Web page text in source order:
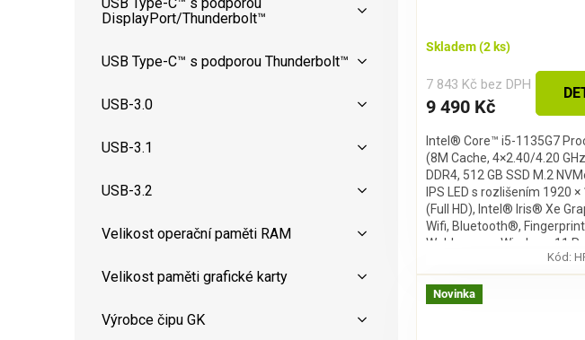
DisplayPort/Thunderbolt™
USB Type-C™ s podporou Thunderbolt™
USB-3.0
USB-3.1
USB-3.2
Velikost operační paměti RAM
Velikost paměti grafické karty
Výrobce čipu GK
Skladem(2 ks)
7 843 Kč bez DPH
9 490 Kč
Intel® Core™ i5-1135G7
(8M Cache, 4×2.40/4.20
DDR4, 512 GB SSD M.2
IPS LED s rozlišením 1920 ×
(Full HD), Intel® Iris® Xe
Wifi, Bluetooth®,
Webkamera, Windows 11 Pro
Kód:
Novinka